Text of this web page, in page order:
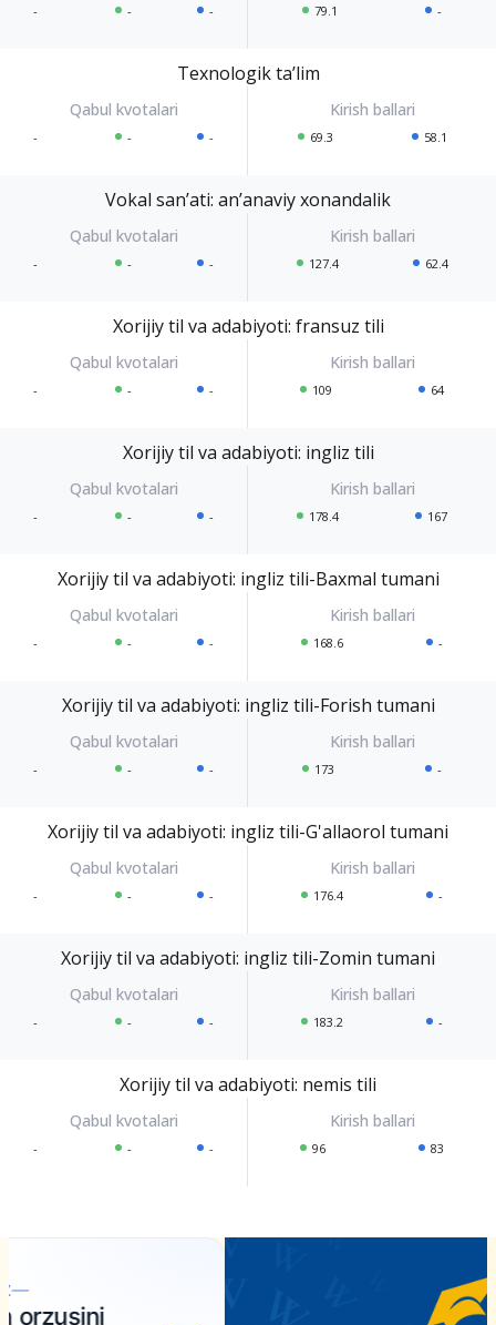
- - - 79.1 -
Texnologik taʼlim
- - - 69.3 58.1
Vokal sanʼati: anʼanaviy xonandalik
- - - 127.4 62.4
Xorijiy til va adabiyoti: fransuz tili
- - - 109 64
Xorijiy til va adabiyoti: ingliz tili
- - - 178.4 167
Xorijiy til va adabiyoti: ingliz tili-Baxmal tumani
- - - 168.6 -
Xorijiy til va adabiyoti: ingliz tili-Forish tumani
- - - 173 -
Xorijiy til va adabiyoti: ingliz tili-G'allaorol tumani
- - - 176.4 -
Xorijiy til va adabiyoti: ingliz tili-Zomin tumani
- - - 183.2 -
Xorijiy til va adabiyoti: nemis tili
- - - 96 83